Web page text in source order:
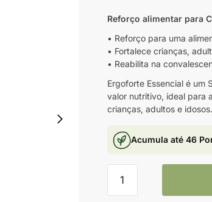
Reforço alimentar para
• Reforço para uma
• Fortalece crianças,
• Reabilita na
Ergoforte Essencial é um
valor nutritivo, ideal para
crianças, adultos e idosos.
Acumula até 46